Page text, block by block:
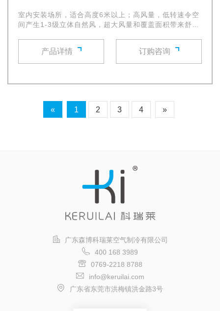
室内安装场所，适合高度6米以上；高风量，低转速令空
间产生1-3级立体自然风，超大风量和覆盖面积带来舒适
产品详情 订购咨询
« 1 2 3 4 »
广东森博科瑞莱空气制冷有限公司
400 168 3989
0769-2218 8788
info@keruilai.com
广东省东莞市洪梅镇洪金路3号